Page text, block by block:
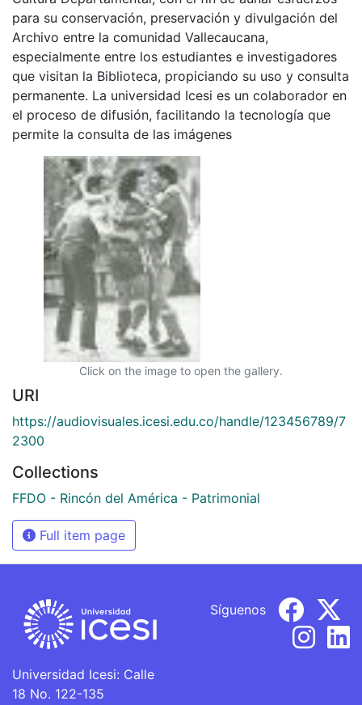
para su conservación, preservación y divulgación del
Archivo entre la comunidad Vallecaucana,
especialmente entre los estudiantes e investigadores
que visitan la Biblioteca, propiciando su uso y consulta
permanente. La universidad Icesi es un colaborador en
el proceso de difusión, facilitando la tecnología que
permite la consulta de las imágenes
Click on the image to open the gallery.
URI
https://audiovisuales.icesi.edu.co/handle/123456789/7
2300
Collections
FFDO - Rincón del América - Patrimonial
Full item page
Universidad Icesi: Calle
18 No. 122-135
Síguenos